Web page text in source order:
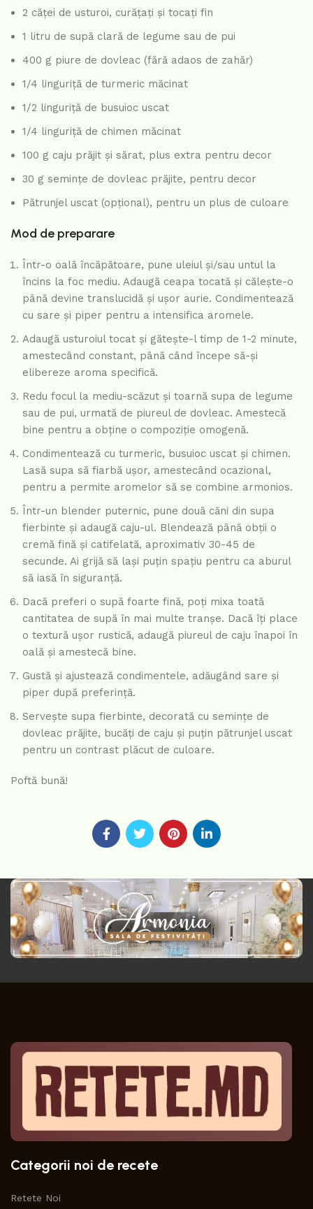
2 căței de usturoi, curățați și tocați fin
1 litru de supă clară de legume sau de pui
400 g piure de dovleac (fără adaos de zahăr)
1/4 linguriță de turmeric măcinat
1/2 linguriță de busuioc uscat
1/4 linguriță de chimen măcinat
100 g caju prăjit și sărat, plus extra pentru decor
30 g semințe de dovleac prăjite, pentru decor
Pătrunjel uscat (opțional), pentru un plus de culoare
Mod de preparare
Într-o oală încăpătoare, pune uleiul și/sau untul la
încins la foc mediu. Adaugă ceapa tocată și călește-o
până devine translucidă și ușor aurie. Condimentează
cu sare și piper pentru a intensifica aromele.
Adaugă usturoiul tocat și gătește-l timp de 1-2 minute,
amestecând constant, până când începe să-și
elibereze aroma specifică.
Redu focul la mediu-scăzut și toarnă supa de legume
sau de pui, urmată de piureul de dovleac. Amestecă
bine pentru a obține o compoziție omogenă.
Condimentează cu turmeric, busuioc uscat și chimen.
Lasă supa să fiarbă ușor, amestecând ocazional,
pentru a permite aromelor să se combine armonios.
Într-un blender puternic, pune două căni din supa
fierbinte și adaugă caju-ul. Blendează până obții o
cremă fină și catifelată, aproximativ 30-45 de
secunde. Ai grijă să lași puțin spațiu pentru ca aburul
să iasă în siguranță.
Dacă preferi o supă foarte fină, poți mixa toată
cantitatea de supă în mai multe tranșe. Dacă îți place
o textură ușor rustică, adaugă piureul de caju înapoi în
oală și amestecă bine.
Gustă și ajustează condimentele, adăugând sare și
piper după preferință.
Servește supa fierbinte, decorată cu semințe de
dovleac prăjite, bucăți de caju și puțin pătrunjel uscat
pentru un contrast plăcut de culoare.
Poftă bună!
Categorii noi de recete
Retete Noi